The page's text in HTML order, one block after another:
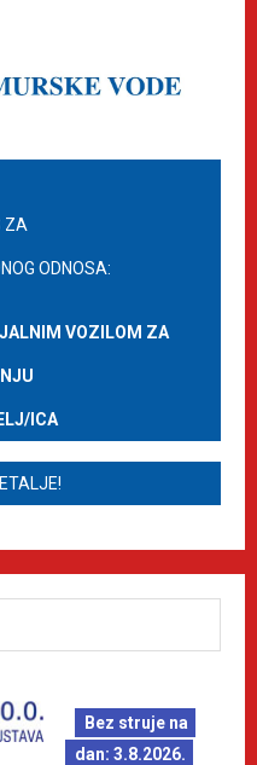
ZA
ODNOSA:
VOZILOM ZA
ICA
Bez struje na
dan: 3.8.2026.